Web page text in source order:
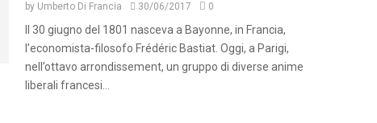
by Umberto Di Francia 30/06/2017 0
Il 30 giugno del 1801 nasceva a Bayonne, in Francia,
l’economista-filosofo Frédéric Bastiat. Oggi, a Parigi,
nell’ottavo arrondissement, un gruppo di diverse anime
liberali francesi...